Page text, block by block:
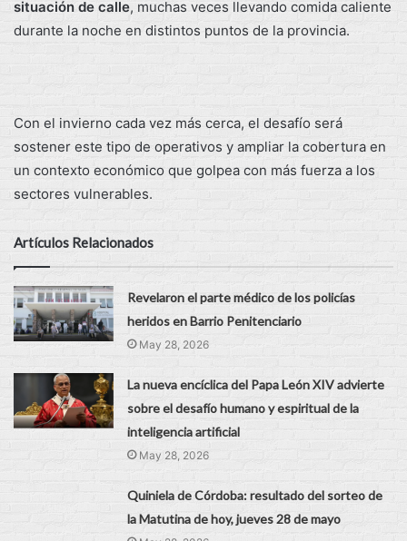
situación de calle, muchas veces llevando comida caliente
durante la noche en distintos puntos de la provincia.
Con el invierno cada vez más cerca, el desafío será
sostener este tipo de operativos y ampliar la cobertura en
un contexto económico que golpea con más fuerza a los
sectores vulnerables.
Artículos Relacionados
Revelaron el parte médico de los policías
heridos en Barrio Penitenciario
May 28, 2026
La nueva encíclica del Papa León XIV advierte
sobre el desafío humano y espiritual de la
inteligencia artificial
May 28, 2026
Quiniela de Córdoba: resultado del sorteo de
la Matutina de hoy, jueves 28 de mayo